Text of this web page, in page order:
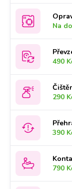
Na
490
290
390
790